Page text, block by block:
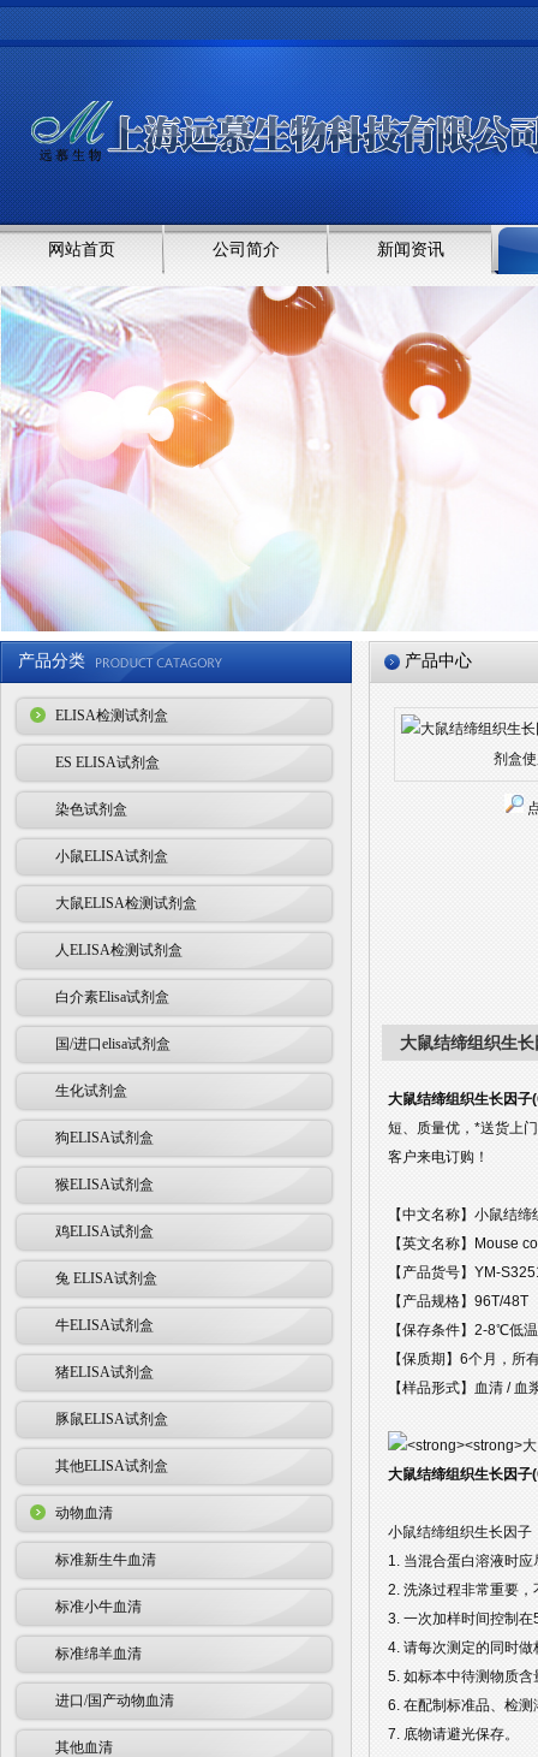
网站首页 公司简介 新闻资讯
产品分类
ELISA检测试剂盒
ES ELISA试剂盒
染色试剂盒
小鼠ELISA试剂盒
大鼠ELISA检测试剂盒
人ELISA检测试剂盒
白介素Elisa试剂盒
国/进口elisa试剂盒
生化试剂盒
狗ELISA试剂盒
猴ELISA试剂盒
鸡ELISA试剂盒
兔 ELISA试剂盒
牛ELISA试剂盒
猪ELISA试剂盒
豚鼠ELISA试剂盒
其他ELISA试剂盒
动物血清
标准新生牛血清
标准小牛血清
标准绵羊血清
进口/国产动物血清
其他血清
产品中心
大鼠结缔组织生
大鼠结缔组织生长因子
短、质量优，*送货上
客户来电订购！
【中文名称】小鼠结
【英文名称】Mouse
【产品货号】YM-
【产品规格】96T/48T
【保存条件】2-8℃低
【保质期】6个月，所
【样品形式】血清 /
大鼠结缔组织生长因子
小鼠结缔组织生长因子
1. 当混合蛋白溶液时
2. 洗涤过程非常重要
3. 一次加样时间控制
4. 请每次测定的同时
5. 如标本中待测物质
6. 在配制标准品、检
7. 底物请避光保存。